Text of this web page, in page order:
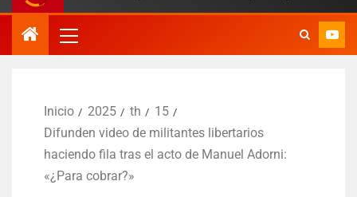
Inicio 2025 th
15
Difunden video de militantes libertarios
haciendo fila tras el acto de Manuel Adorni:
«¿Para cobrar?»